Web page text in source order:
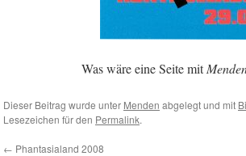
Was wäre eine Seite mit
Dieser Beitrag wurde unter Menden abgelegt und mit
Lesezeichen für den Permalink.
← Phantasialand 2008